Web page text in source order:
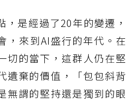
，是經過了20年的變遷，
，來到AI盛行的年代。在
切的當下，這群人仍在堅
遺棄的價值，「包包斜背
無謂的堅持還是獨到的眼